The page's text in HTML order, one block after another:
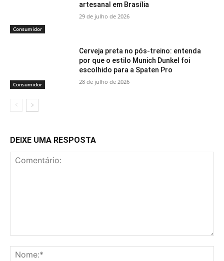
Consumidor
artesanal em Brasília
29 de julho de 2026
Consumidor
Cerveja preta no pós-treino: entenda
por que o estilo Munich Dunkel foi
escolhido para a Spaten Pro
28 de julho de 2026
DEIXE UMA RESPOSTA